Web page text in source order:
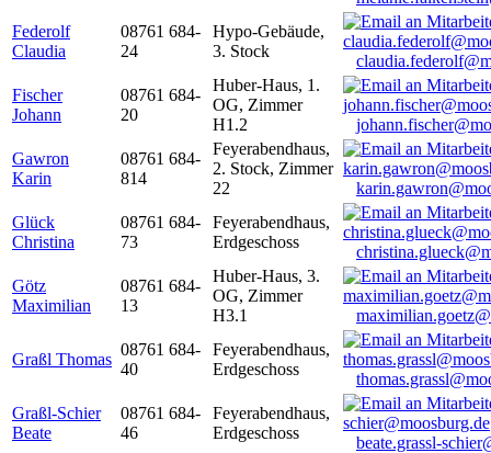
Federolf
Claudia
08761 684-
24
Hypo-Gebäude,
3. Stock
Fischer
Johann
08761 684-
20
Huber-Haus, 1.
OG, Zimmer
H1.2
Gawron
Karin
08761 684-
814
Feyerabendhaus,
2. Stock, Zimmer
22
Glück
Christina
08761 684-
73
Feyerabendhaus,
Erdgeschoss
Götz
Maximilian
08761 684-
13
Huber-Haus, 3.
OG, Zimmer
H3.1
Graßl Thomas
08761 684-
40
Feyerabendhaus,
Erdgeschoss
Graßl-Schier
Beate
08761 684-
46
Feyerabendhaus,
Erdgeschoss
beate.grassl-